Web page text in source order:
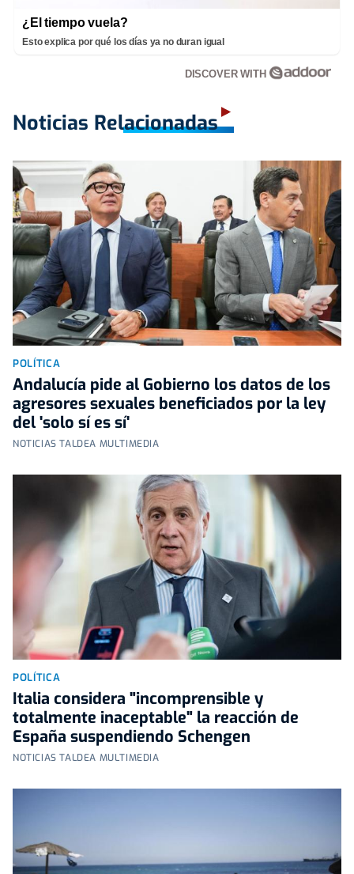
¿El tiempo vuela?
Esto explica por qué los días ya no duran igual
DISCOVER WITH
Noticias Relacionadas
POLÍTICA
Andalucía pide al Gobierno los datos de los
agresores sexuales beneficiados por la ley
del 'solo sí es sí'
NOTICIAS TALDEA MULTIMEDIA
POLÍTICA
Italia considera "incomprensible y
totalmente inaceptable" la reacción de
España suspendiendo Schengen
NOTICIAS TALDEA MULTIMEDIA